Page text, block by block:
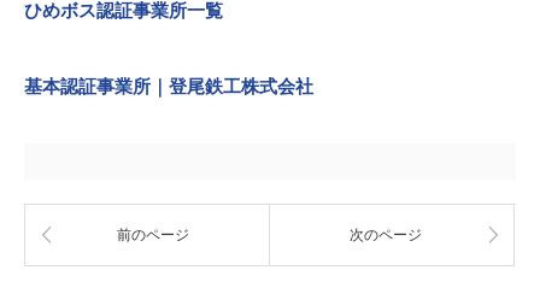
ひめボス認証事業所一覧
基本認証事業所｜登尾鉄工株式会社
前のページ 次のページ